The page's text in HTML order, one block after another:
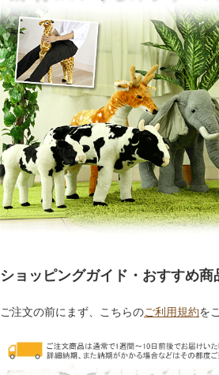
ショッピングガイド・おすすめ商
ご注文の前にまず、こちらのご利用規約を